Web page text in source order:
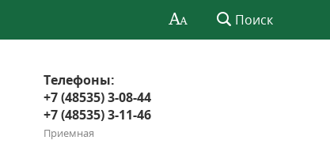
Поиск
Телефоны:
+7 (48535) 3-08-44
+7 (48535) 3-11-46
Приемная